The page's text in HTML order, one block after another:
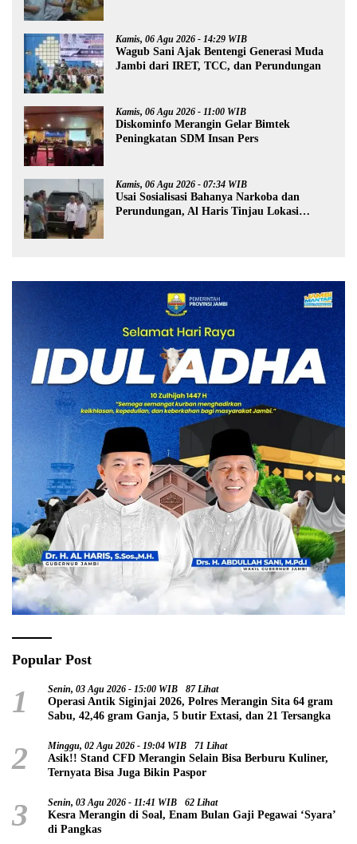
Kamis, 06 Agu 2026 - 14:29 WIB
Wagub Sani Ajak Bentengi Generasi Muda
Jambi dari IRET, TCC, dan Perundungan
Kamis, 06 Agu 2026 - 11:00 WIB
Diskominfo Merangin Gelar Bimtek
Peningkatan SDM Insan Pers
Kamis, 06 Agu 2026 - 07:34 WIB
Usai Sosialisasi Bahanya Narkoba dan
Perundungan, Al Haris Tinjau Lokasi
Popular Post
1 Senin, 03 Agu 2026 - 15:00 WIB 87 Lihat
Operasi Antik Siginjai 2026, Polres Merangin Sita 64 gram
Sabu, 42,46 gram Ganja, 5 butir Extasi, dan 21 Tersangka
2 Minggu, 02 Agu 2026 - 19:04 WIB 71 Lihat
Asik!! Stand CFD Merangin Selain Bisa Berburu Kuliner,
Ternyata Bisa Juga Bikin Paspor
3 Senin, 03 Agu 2026 - 11:41 WIB 62 Lihat
Kesra Merangin di Soal, Enam Bulan Gaji Pegawai ‘Syara’
di Pangkas